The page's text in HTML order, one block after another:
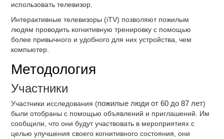
использовать телевизор.
Интерактивные телевизоры (iTV) позволяют пожилым
людям проводить когнитивную тренировку с помощью
более привычного и удобного для них устройства, чем
компьютер.
Методология
Участники
Участники исследования (пожилые люди от 60 до 87 лет)
были отобраны с помощью объявлений и приглашений. Им
сообщили, что они будут участвовать в мероприятиях с
целью улучшения своего когнитивного состояния, они